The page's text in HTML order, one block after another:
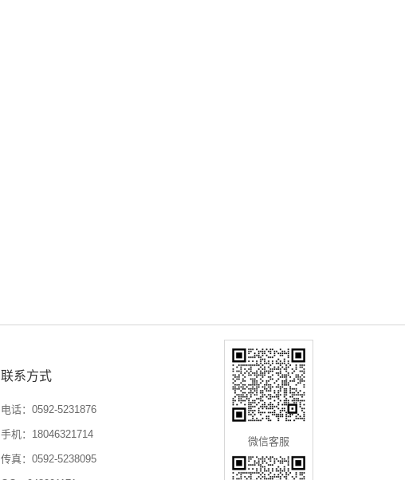
联系方式
电话：0592-5231876
手机：18046321714
传真：0592-5238095
微信客服